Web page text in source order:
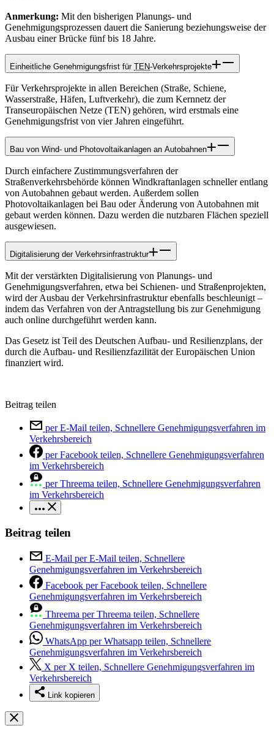
Anmerkung: Mit den bisherigen Planungs- und
Genehmigungsprozessen dauert die Sanierung beziehungsweise der
Ausbau einer Brücke fünf bis 18 Jahre.
Einheitliche Genehmigungsfrist für TEN-Verkehrsprojekte
Für Verkehrsprojekte in allen Bereichen (Straße, Schiene,
Wasserstraße, Häfen, Luftverkehr), die zum Kernnetz der
Transeuropäischen Netze (TEN) gehören, wird erstmals eine
Genehmigungsfrist von vier Jahren eingeführt.
Bau von Wind- und Photovoltaikanlagen an Autobahnen
Durch einfachere Zustimmungsverfahren der
Straßenverkehrsbehörde können Windkraftanlagen schneller entlang
von Autobahnen gebaut werden. Außerdem sollen
Photovoltaikanlagen bei Bau oder Änderung von Autobahnen mit
gebaut werden können. Dazu werden die nutzbaren Flächen speziell
ausgewiesen.
Digitalisierung der Verkehrsinfrastruktur
Mit der verstärkten Digitalisierung von Planungs- und
Genehmigungsverfahren, etwa bei Schienen- und Straßenprojekten,
wird der Ausbau der Verkehrsinfrastruktur ebenfalls beschleunigt –
indem das Verfahren von der Antragstellung bis zur Genehmigung
auch online durchgeführt werden kann.
Das Gesetz ist Teil des Deutschen Aufbau- und Resilienzplans, der
durch die Aufbau- und Resilienzfazilität der Europäischen Union
finanziert wird.
Beitrag teilen
per E-Mail teilen, Schnellere Genehmigungsverfahren im
Verkehrsbereich
per Facebook teilen, Schnellere Genehmigungsverfahren
im Verkehrsbereich
per Threema teilen, Schnellere Genehmigungsverfahren
im Verkehrsbereich
Beitrag teilen
E-Mail per E-Mail teilen, Schnellere
Genehmigungsverfahren im Verkehrsbereich
Facebook per Facebook teilen, Schnellere
Genehmigungsverfahren im Verkehrsbereich
Threema per Threema teilen, Schnellere
Genehmigungsverfahren im Verkehrsbereich
WhatsApp per Whatsapp teilen, Schnellere
Genehmigungsverfahren im Verkehrsbereich
X per X teilen, Schnellere Genehmigungsverfahren im
Verkehrsbereich
Link kopieren